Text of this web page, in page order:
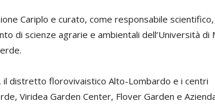
Cariplo e curato, come responsabile
di scienze agrarie e ambientali dell’Università di
il distretto florovivaistico Alto-Lombardo e i centri
Viridea Garden Center, Flover Garden e